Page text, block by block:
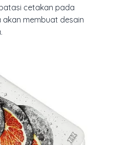
cetakan pada
membuat desain